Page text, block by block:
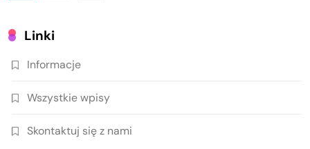
Linki
Informacje
Wszystkie wpisy
Skontaktuj się z nami